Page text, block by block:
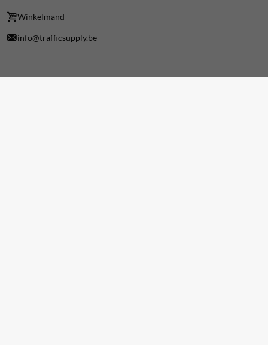
Winkelmand
info@trafficsupply.be